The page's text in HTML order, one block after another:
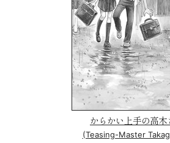
からかい上手の高木
(Teasing-Master